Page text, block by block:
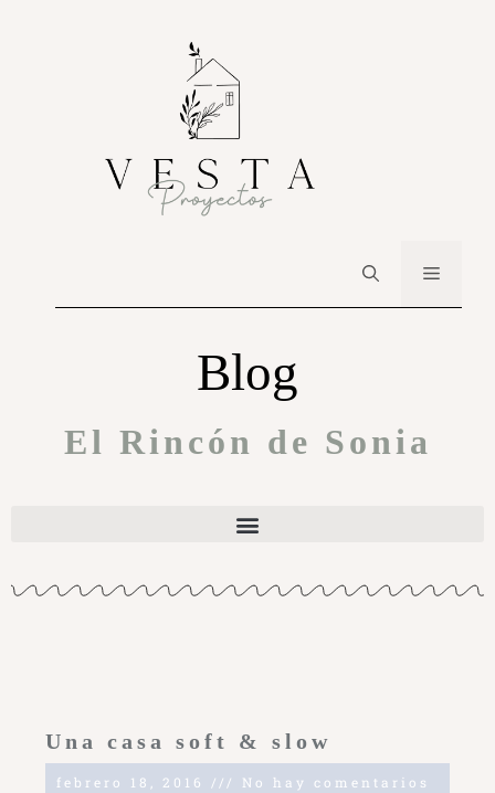
Blog
El Rincón de Sonia
Una casa soft & slow
febrero 18, 2016 No hay comentarios